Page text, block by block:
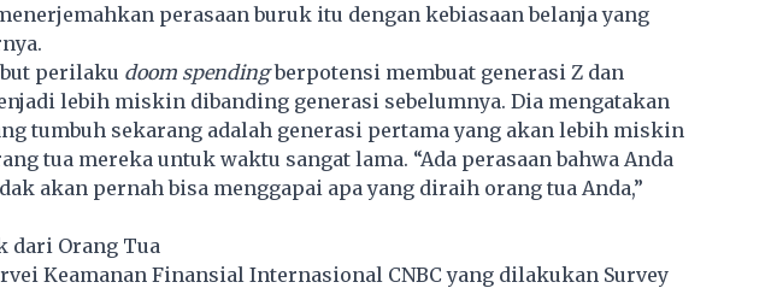
perasaan buruk itu dengan kebiasaan belanja yang
perilaku doom spendingberpotensi membuat generasi Z dan
lebih miskin dibanding generasi sebelumnya. Dia mengatakan
tumbuh sekarang adalah generasi pertama yang akan lebih miskin
tua mereka untuk waktu sangat lama. “Ada perasaan bahwa Anda
akan pernah bisa menggapai apa yang diraih orang tua Anda,”
dari Orang Tua
Keamanan Finansial Internasional CNBC yang dilakukan Survey